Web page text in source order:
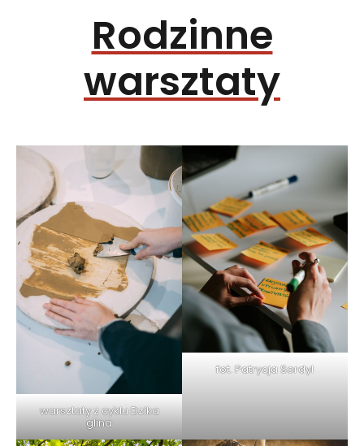
Rodzinne
warsztaty
warsztaty z cyklu Dzika
glina
fot. Patrycja Sordyl